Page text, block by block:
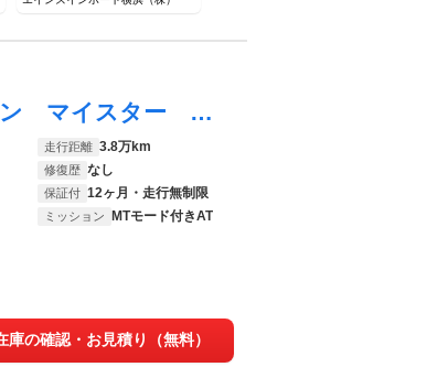
ゴルフヴァリアント ＴＳＩ コンフォートライン マイスター Ｂｌｕｅｔｏｏｔｈ フルセグ ＥＴＣ２．０ インテリキー ナビＴＶ バックカメラ 記録簿 ＡＢＳ アルミホイール プリクラッシュ レーダークルーズ
走行距離 3.8万km
修復歴 なし
保証付 12ヶ月・走行無制限
ミッション MTモード付きAT
庫の確認・お見積り（無料）